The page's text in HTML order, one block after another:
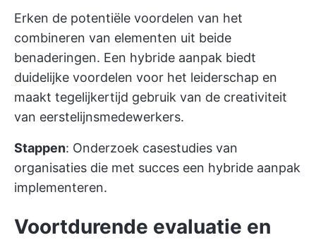
Erken de potentiële voordelen van het
combineren van elementen uit beide
benaderingen. Een hybride aanpak biedt
duidelijke voordelen voor het leiderschap en
maakt tegelijkertijd gebruik van de creativiteit
van eerstelijnsmedewerkers.
Stappen: Onderzoek casestudies van
organisaties die met succes een hybride aanpak
implementeren.
Voortdurende evaluatie en